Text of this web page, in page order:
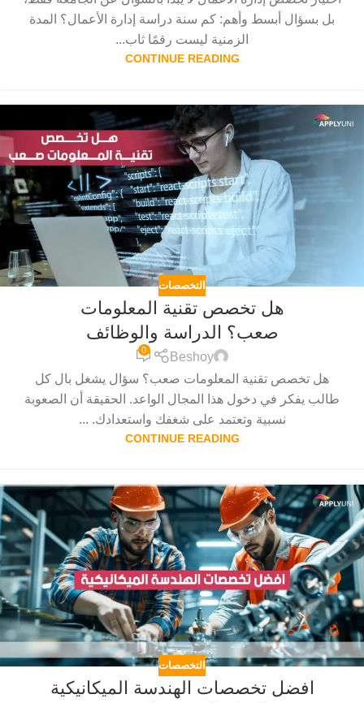
بل بسؤال أبسط وأهم: كم سنة دراسة إدارة الأعمال؟ المدة
الزمنية ليست رقمًا ثاب...
CONTINUE READING
التخصصات
هل تخصص تقنية المعلومات
صعب؟ الدراسة والوظائف
Beshoy
0
هل تخصص تقنية المعلومات صعب؟ سؤال يشغل بال كل
طالب يفكر في دخول هذا المجال الواعد. الحقيقة أن الصعوبة
نسبية وتعتمد على شغفك واستعدادك. ...
CONTINUE READING
التخصصات
افضل تخصصات الهندسة الميكانيكية